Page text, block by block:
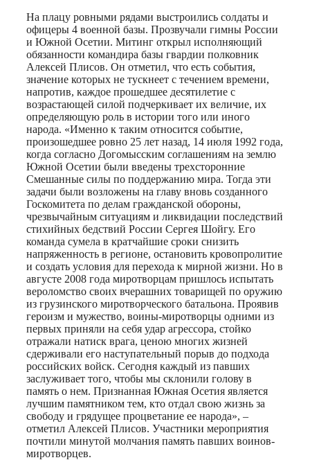
На плацу ровными рядами выстроились солдаты и
офицеры 4 военной базы. Прозвучали гимны России
и Южной Осетии. Митинг открыл исполняющий
обязанности командира базы гвардии полковник
Алексей Плисов. Он отметил, что есть события,
значение которых не тускнеет с течением времени,
напротив, каждое прошедшее десятилетие с
возрастающей силой подчеркивает их величие, их
определяющую роль в истории того или иного
народа. «Именно к таким относится событие,
произошедшее ровно 25 лет назад, 14 июля 1992 года,
когда согласно Догомысским соглашениям на землю
Южной Осетии были введены трехсторонние
Смешанные силы по поддержанию мира. Тогда эти
задачи были возложены на главу вновь созданного
Госкомитета по делам гражданской обороны,
чрезвычайным ситуациям и ликвидации последствий
стихийных бедствий России Сергея Шойгу. Его
команда сумела в кратчайшие сроки снизить
напряженность в регионе, остановить кровопролитие
и создать условия для перехода к мирной жизни. Но в
августе 2008 года миротворцам пришлось испытать
вероломство своих вчерашних товарищей по оружию
из грузинского миротворческого батальона. Проявив
героизм и мужество, воины-миротворцы одними из
первых приняли на себя удар агрессора, стойко
отражали натиск врага, ценою многих жизней
сдерживали его наступательный порыв до подхода
российских войск. Сегодня каждый из павших
заслуживает того, чтобы мы склонили голову в
память о нем. Признанная Южная Осетия является
лучшим памятником тем, кто отдал свою жизнь за
свободу и грядущее процветание ее народа», –
отметил Алексей Плисов. Участники мероприятия
почтили минутой молчания память павших воинов-
миротворцев.